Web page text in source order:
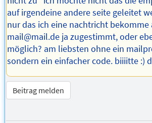
auf irgendeine andere seite geleitet
nur das ich eine nachtricht bekomme
mail@mail.de ja zugestimmt, oder
möglich? am liebsten ohne ein
sondern ein einfacher code. biiiitte :)
Beitrag melden